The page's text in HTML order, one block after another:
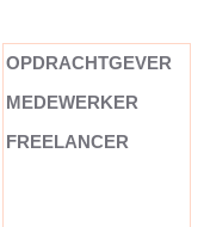
OPDRACHTGEVER
MEDEWERKER
FREELANCER